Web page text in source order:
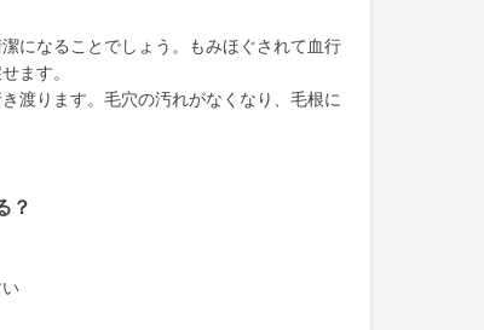
になることでしょう。もみほぐされて血行
ます。
渡ります。毛穴の汚れがなくなり、毛根に
？